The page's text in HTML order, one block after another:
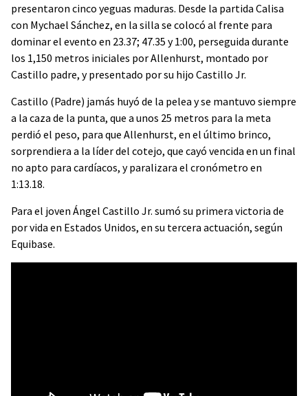
presentaron cinco yeguas maduras. Desde la partida Calisa
con Mychael Sánchez, en la silla se colocó al frente para
dominar el evento en 23.37; 47.35 y 1:00, perseguida durante
los 1,150 metros iniciales por Allenhurst, montado por
Castillo padre, y presentado por su hijo Castillo Jr.
Castillo (Padre) jamás huyó de la pelea y se mantuvo siempre
a la caza de la punta, que a unos 25 metros para la meta
perdió el peso, para que Allenhurst, en el último brinco,
sorprendiera a la líder del cotejo, que cayó vencida en un final
no apto para cardíacos, y paralizara el cronómetro en
1:13.18.
Para el joven Ángel Castillo Jr. sumó su primera victoria de
por vida en Estados Unidos, en su tercera actuación, según
Equibase.